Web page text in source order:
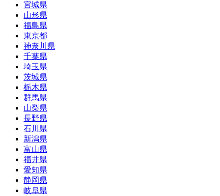
宮城県
山形県
福島県
東京都
神奈川県
千葉県
埼玉県
茨城県
栃木県
群馬県
山梨県
長野県
石川県
新潟県
富山県
福井県
愛知県
静岡県
岐阜県